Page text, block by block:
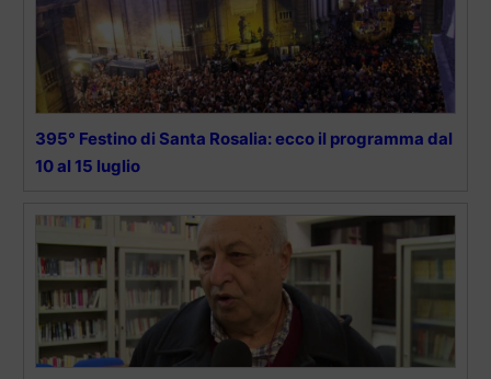
395° Festino di Santa Rosalia: ecco il programma dal
10 al 15 luglio